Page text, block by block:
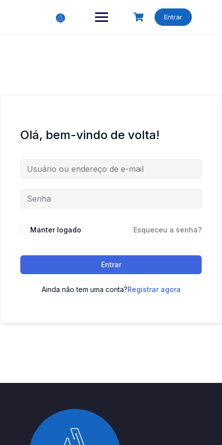
Entrar
Olá, bem-vindo de volta!
Manter logado Esqueceu a senha?
Entrar
Ainda não tem uma conta?Registrar agora